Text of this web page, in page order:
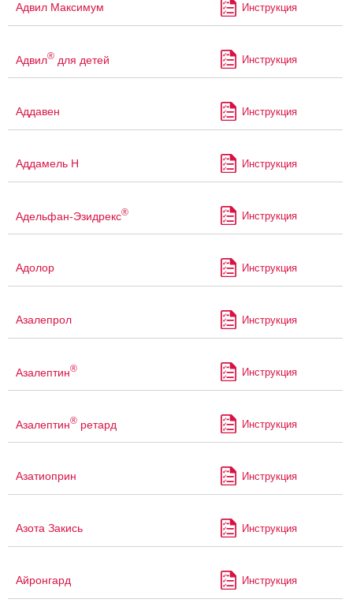
Адвил Максимум Инструкция
Адвил® для детей Инструкция
Аддавен Инструкция
Аддамель Н Инструкция
Адельфан-Эзидрекс® Инструкция
Адолор Инструкция
Азалепрол Инструкция
Азалептин® Инструкция
Азалептин® ретард Инструкция
Азатиоприн Инструкция
Азота Закись Инструкция
Айронгард Инструкция